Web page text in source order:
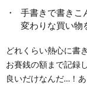
手書きで書きこ
変わりな買い物
どれくらい熱心に書
お賽銭の額まで記録
良いだけなんだ…！